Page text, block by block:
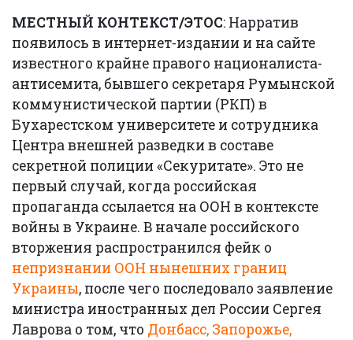
МЕСТНЫЙ КОНТЕКСТ/ЭТОС: Нарратив
появилось в интернет-издании и на сайте
известного крайне правого националиста-
антисемита, бывшего секретаря Румынской
коммунистической партии (РКП) в
Бухарестском университете и сотрудника
Центра внешней разведки в составе
секретной полиции «Секуритате». Это не
первый случай, когда российская
пропаганда ссылается на ООН в контексте
войны в Украине. В начале российского
вторжения распространился фейк о
непризнании ООН нынешних границ
Украины, после чего последовало заявление
министра иностранных дел России Сергея
Лаврова о том, что Донбасс, Запорожье,